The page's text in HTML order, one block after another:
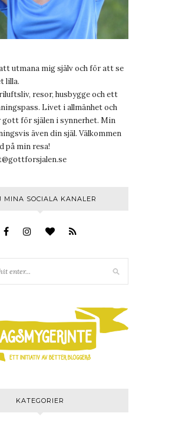
utmana mig själv och för att se
lilla.
resor, husbygge och ett
Livet i allmänhet och
gott för själen i synnerhet. Min
även din själ. Välkommen
på min resa!
MINA SOCIALA KANALER
KATEGORIER